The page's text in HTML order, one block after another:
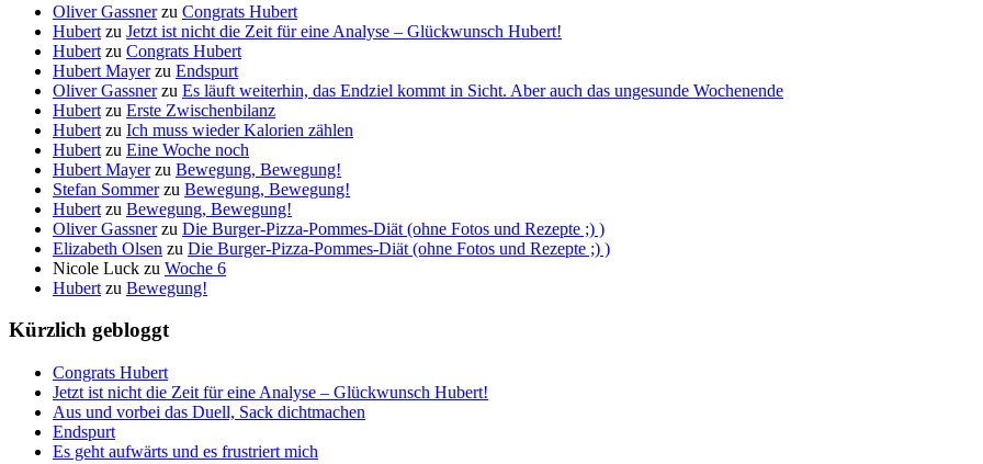
Oliver Gassnerzu Congrats Hubert
Hubert zu Jetzt ist nicht die Zeit für eine Analyse – Glückwunsch Hubert!
Hubert zu Congrats Hubert
Hubert Mayerzu Endspurt
Oliver Gassnerzu Es läuft weiterhin, das Endziel kommt in Sicht. Aber auch das ungesunde Wochenende
Hubert zu Erste Zwischenbilanz
Hubert zu Ich muss wieder Kalorien zählen
Hubert zu Eine Woche noch
Hubert Mayerzu Bewegung, Bewegung!
Stefan Sommerzu Bewegung, Bewegung!
Hubert zu Bewegung, Bewegung!
Oliver Gassnerzu Die Burger-Pizza-Pommes-Diät (ohne Fotos und Rezepte ;) )
Elizabeth Olsen zu Die Burger-Pizza-Pommes-Diät (ohne Fotos und Rezepte ;) )
Nicole Luck zu Woche 6
Hubert zu Bewegung!
Kürzlich gebloggt
Congrats Hubert
Jetzt ist nicht die Zeit für eine Analyse – Glückwunsch Hubert!
Aus und vorbei das Duell, Sack dichtmachen
Endspurt
Es geht aufwärts und es frustriert mich